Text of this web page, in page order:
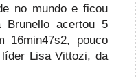
no mundo e ficou
Brunello acertou 5
16min47s2, pouco
Lisa Vittozi, da